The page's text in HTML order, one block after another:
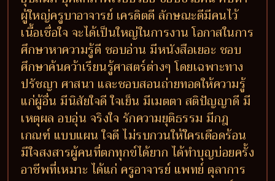
ผู้ใหญ่ครูบาอาจารย์ เครดิตดี ลักษณะดีมีคนไว้
เนื้อเชื่อใจ จะได้เป็นใหญ่ในการงาน โอกาสในการ
ศึกษาหาความรู้ดี ชอบอ่าน มีหนังสือเยอะ ชอบ
ศึกษาค้นคว้าเรียนรู้ศาสตร์ต่างๆ โดยเฉพาะทาง
ปรัชญา ศาสนา และชอบสอนถ่ายทอดให้ความรู้
แก่ผู้อื่น มีนิสัยใจดี ใจเย็น มีเมตตา สติปัญญาดี มี
เหตุผล อบอุ่น จริงใจ รักความยุติธรรม มีกฎ
เกณฑ์ แบบแผน ใจดี ไม่รบกวนให้ใครเดือดร้อน
มีใจสงสารผู้คนที่ตกทุกข์ได้ยาก ได้ทำบุญบ่อยครั้ง
อาชีพที่เหมาะ ได้แก่ ครูอาจารย์ แพทย์ ตุลาการ